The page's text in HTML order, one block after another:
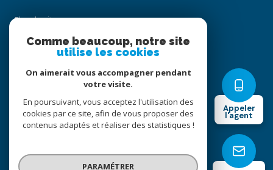
Appeler
l'agent
Plan du site
Cookies
© 2026 | Tous droits réservés
Comme beaucoup, notre site
utilise les cookies
On aimerait vous accompagner pendant
votre visite.
En poursuivant, vous acceptez l'utilisation des
cookies par ce site, afin de vous proposer des
contenus adaptés et réaliser des statistiques !
PARAMÉTRER